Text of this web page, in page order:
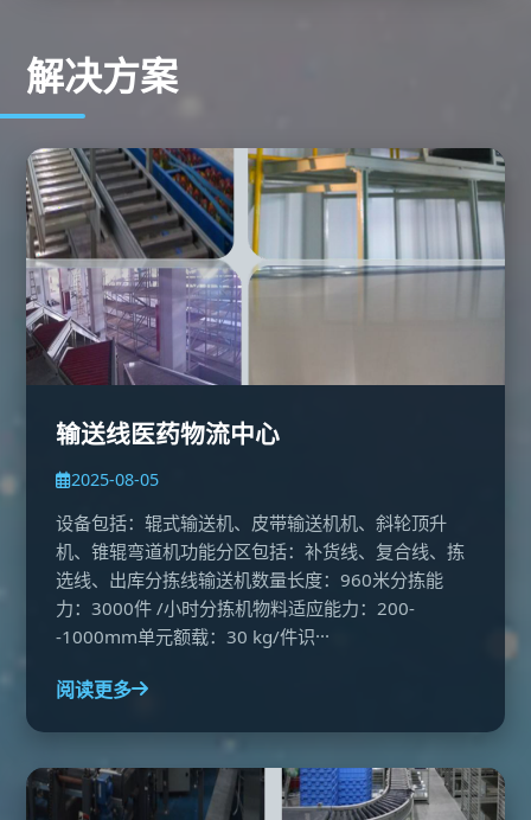
解决方案
输送线医药物流中心
2025-08-05
设备包括：辊式输送机、皮带输送机机、斜轮顶升
机、锥辊弯道机功能分区包括：补货线、复合线、拣
选线、出库分拣线输送机数量长度：960米分拣能
力：3000件 /小时分拣机物料适应能力：200-
-1000mm单元额载：30 kg/件识···
阅读更多